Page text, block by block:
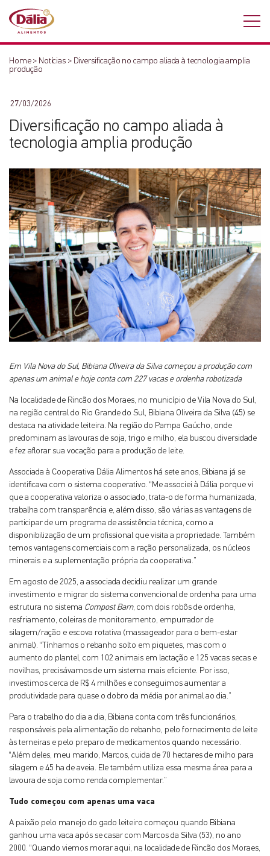
Home> Notícias> Diversificação no campo aliada à tecnologia amplia
produção
27/03/2026
Diversificação no campo aliada à
tecnologia amplia produção
Em Vila Nova do Sul, Bibiana Oliveira da Silva começou a produção com
apenas um animal e hoje conta com 227 vacas e ordenha robotizada
Na localidade de Rincão dos Moraes, no município de Vila Nova do Sul,
na região central do Rio Grande do Sul, Bibiana Oliveira da Silva (45) se
destaca na atividade leiteira. Na região do Pampa Gaúcho, onde
predominam as lavouras de soja, trigo e milho, ela buscou diversidade
e fez aflorar sua vocação para a produção de leite.
Associada à Cooperativa Dália Alimentos há sete anos, Bibiana já se
identificava com o sistema cooperativo. “Me associei à Dália porque vi
que a cooperativa valoriza o associado, trata-o de forma humanizada,
trabalha com transparência e, além disso, são várias as vantagens de
participar de um programa de assistência técnica, como a
disponibilização de um profissional que visita a propriedade. Também
temos vantagens comerciais com a ração personalizada, os núcleos
minerais e a suplementação própria da cooperativa.”
Em agosto de 2025, a associada decidiu realizar um grande
investimento e migrar do sistema convencional de ordenha para uma
estrutura no sistema Compost Barn, com dois robôs de ordenha,
resfriamento, coleiras de monitoramento, empurrador de
silagem/ração e escova rotativa (massageador para o bem-estar
animal). “Tínhamos o rebanho solto em piquetes, mas com o
aumento do plantel, com 102 animais em lactação e 125 vacas secas e
novilhas, precisávamos de um sistema mais eficiente. Por isso,
investimos cerca de R$ 4 milhões e conseguimos aumentar a
produtividade para quase o dobro da média por animal ao dia.”
Para o trabalho do dia a dia, Bibiana conta com três funcionários,
responsáveis pela alimentação do rebanho, pelo fornecimento de leite
às terneiras e pelo preparo de medicamentos quando necessário.
“Além deles, meu marido, Marcos, cuida de 70 hectares de milho para
silagem e 45 ha de aveia. Ele também utiliza essa mesma área para a
lavoura de soja como renda complementar.”
Tudo começou com apenas uma vaca
A paixão pelo manejo do gado leiteiro começou quando Bibiana
ganhou uma vaca após se casar com Marcos da Silva (53), no ano
2000. “Quando viemos morar aqui, na localidade de Rincão dos Moraes,